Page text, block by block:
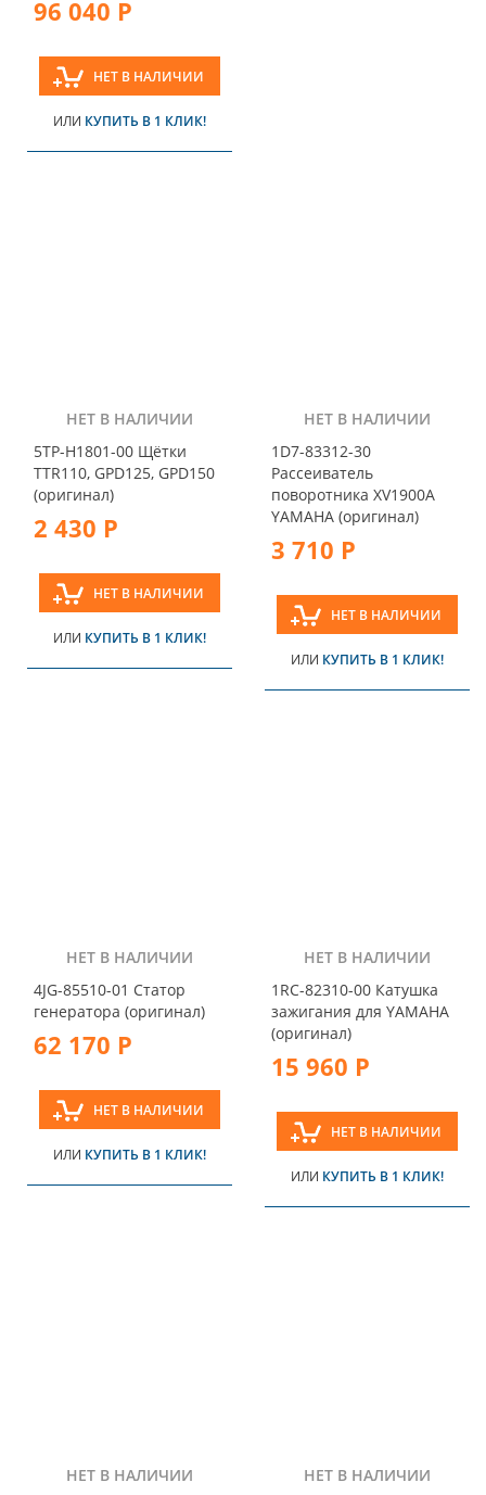
96 040 Р
НЕТ В НАЛИЧИИ
ИЛИ КУПИТЬ В 1 КЛИК!
НЕТ В НАЛИЧИИ
5TP-H1801-00 Щётки
TTR110, GPD125, GPD150
(оригинал)
2 430 Р
НЕТ В НАЛИЧИИ
ИЛИ КУПИТЬ В 1 КЛИК!
НЕТ В НАЛИЧИИ
1D7-83312-30
Рассеиватель
поворотника XV1900A
YAMAHA (оригинал)
3 710 Р
НЕТ В НАЛИЧИИ
ИЛИ КУПИТЬ В 1 КЛИК!
НЕТ В НАЛИЧИИ
4JG-85510-01 Статор
генератора (оригинал)
62 170 Р
НЕТ В НАЛИЧИИ
ИЛИ КУПИТЬ В 1 КЛИК!
НЕТ В НАЛИЧИИ
1RC-82310-00 Катушка
зажигания для YAMAHA
(оригинал)
15 960 Р
НЕТ В НАЛИЧИИ
ИЛИ КУПИТЬ В 1 КЛИК!
НЕТ В НАЛИЧИИ
НЕТ В НАЛИЧИИ